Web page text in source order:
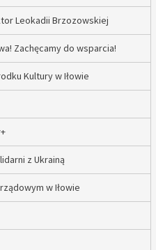
Leokadii Brzozowskiej
Zachęcamy do wsparcia!
Kultury w Iłowie
z Ukrainą
w Iłowie